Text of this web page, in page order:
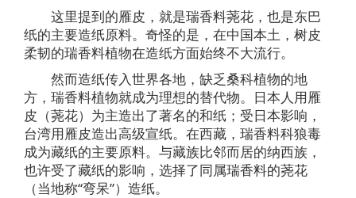
这里提到的雁皮，就是瑞香料荛花，也是东巴
纸的主要造纸原料。奇怪的是，在中国本土，树皮
柔韧的瑞香料植物在造纸方面始终不大流行。
然而造纸传入世界各地，缺乏桑科植物的地
方，瑞香料植物就成为理想的替代物。日本人用雁
皮（荛花）为主造出了著名的和纸；受日本影响，
台湾用雁皮造出高级宣纸。在西藏，瑞香料科狼毒
成为藏纸的主要原料。与藏族比邻而居的纳西族，
也许受了藏纸的影响，选择了同属瑞香料的荛花
（当地称“弯呆”）造纸。